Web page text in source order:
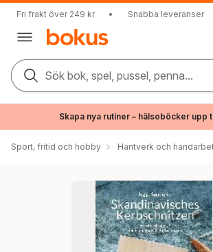
Fri frakt över 249 kr • Snabba leveranser
Sök bok, spel, pussel, penna...
Skapa nya rutiner – hälsoböcker upp
Sport, fritid och hobby Hantverk och